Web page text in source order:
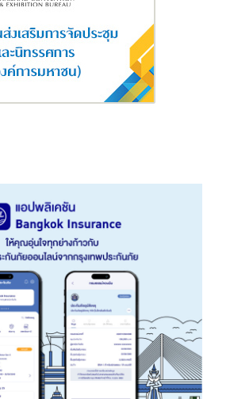
Score) ที่ระดับ 68% ซึ่งเป็นระดับที่
รกิจประกันภัยระดับโลก ทำให้แบรนด์ “ธน
กและได้รับการยอมรับ โดยอยู่ในอันดับท็อป
ใจลูกค้า ขณะที่ผลประกอบการช่วง 6 เดือนที่
รวมกว่า 5,500 ล้านบาท เติบโต 14% สูง
ธุรกิจประกันวินาศภัยที่ 5% มีเบี้ยประกันภัย